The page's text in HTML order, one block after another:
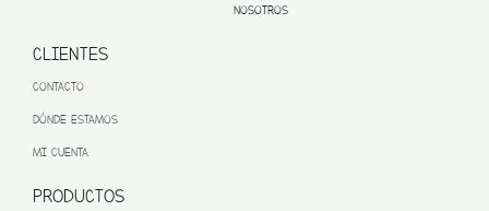
NOSOTROS
CLIENTES
CONTACTO
DÓNDE ESTAMOS
MI CUENTA
PRODUCTOS